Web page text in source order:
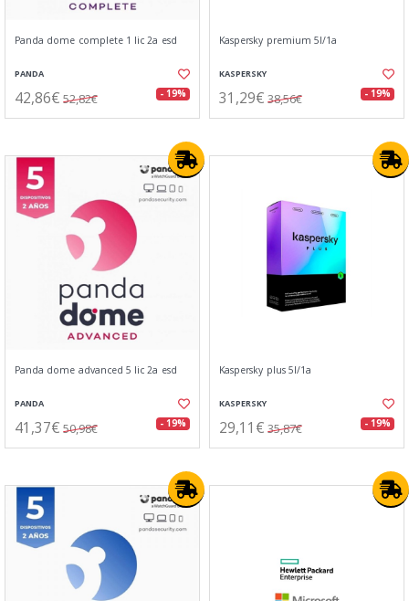
Panda dome complete 1 lic 2a esd
PANDA
42,86€ 52,82€ - 19%
Kaspersky premium 5l/1a
KASPERSKY
31,29€ 38,56€ - 19%
Panda dome advanced 5 lic 2a esd
PANDA
41,37€ 50,98€ - 19%
Kaspersky plus 5l/1a
KASPERSKY
29,11€ 35,87€ - 19%